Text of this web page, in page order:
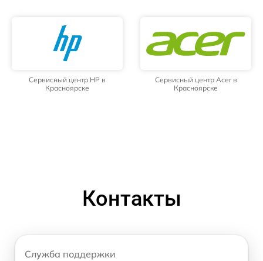
Сервисный центр HP в
Красноярске
Сервисный центр Acer в
Красноярске
Контакты
Служба поддержки